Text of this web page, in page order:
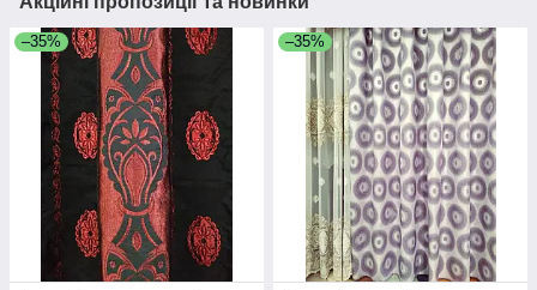
–35% –35%